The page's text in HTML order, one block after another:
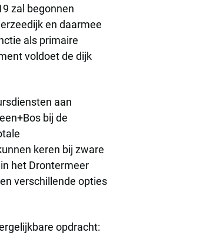
zal begonnen
en daarmee
als primaire
voldoet de dijk
aan
bij de
keren bij zware
het Drontermeer
verschillende opties
opdracht: